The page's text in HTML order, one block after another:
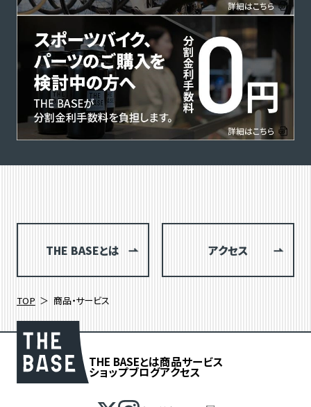
THE BASEとは アクセス
TOP 商品・サービス
THE BASEとは商品サービス
ショップブログアクセス